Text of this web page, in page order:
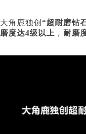
大角鹿独创 “超耐磨钻
磨度达4级以上 ， 耐磨